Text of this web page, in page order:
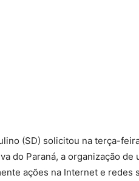
(SD) solicitou na terça-
do Paraná, a organização
ações na Internet e redes